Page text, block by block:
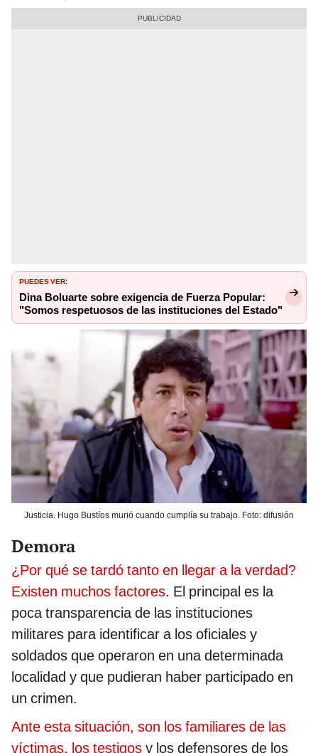
PUEDES VER:
Dina Boluarte sobre exigencia de Fuerza Popular:
"Somos respetuosos de las instituciones del Estado"
Justicia. Hugo Bustíos murió cuando cumplía su trabajo. Foto: difusión
Demora
¿Por qué se tardó tanto en llegar a la verdad?
Existen muchos factores. El principal es la
poca transparencia de las instituciones
militares para identificar a los oficiales y
soldados que operaron en una determinada
localidad y que pudieran haber participado en
un crimen.
Ante esta situación, son los familiares de las
víctimas, los testigos y los defensores de los